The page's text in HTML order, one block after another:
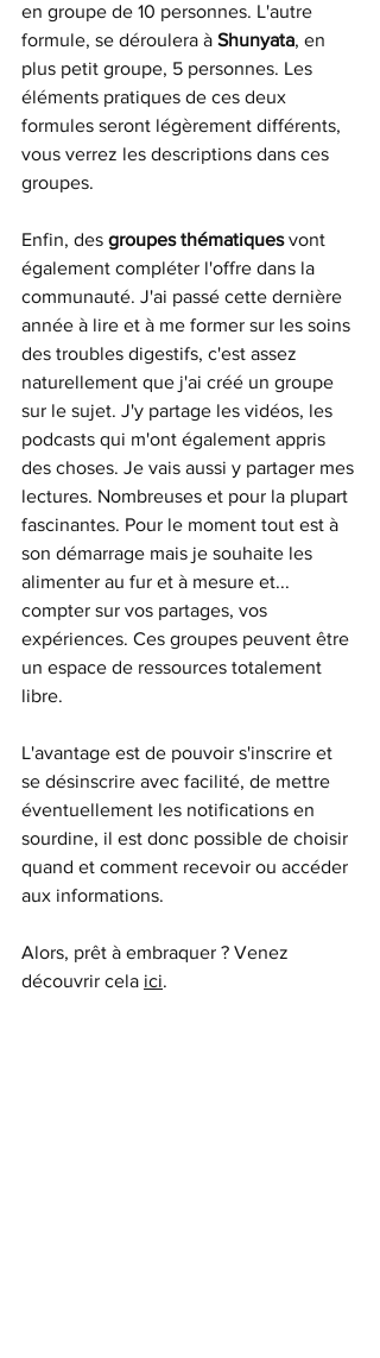
en groupe de 10 personnes. L'autre
formule, se déroulera à Shunyata, en
plus petit groupe, 5 personnes. Les
éléments pratiques de ces deux
formules seront légèrement différents,
vous verrez les descriptions dans ces
groupes.
Enfin, des groupes thématiques vont
également compléter l'offre dans la
communauté. J'ai passé cette dernière
année à lire et à me former sur les soins
des troubles digestifs, c'est assez
naturellement que j'ai créé un groupe
sur le sujet. J'y partage les vidéos, les
podcasts qui m'ont également appris
des choses. Je vais aussi y partager mes
lectures. Nombreuses et pour la plupart
fascinantes. Pour le moment tout est à
son démarrage mais je souhaite les
alimenter au fur et à mesure et...
compter sur vos partages, vos
expériences. Ces groupes peuvent être
un espace de ressources totalement
libre.
L'avantage est de pouvoir s'inscrire et
se désinscrire avec facilité, de mettre
éventuellement les notifications en
sourdine, il est donc possible de choisir
quand et comment recevoir ou accéder
aux informations.
Alors, prêt à embraquer ? Venez
découvrir cela ici.